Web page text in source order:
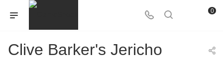
0
Clive Barker's Jericho